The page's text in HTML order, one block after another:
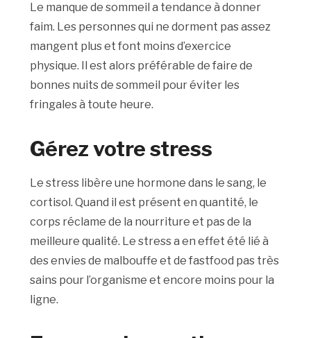
Le manque de sommeil a tendance à donner
faim. Les personnes qui ne dorment pas assez
mangent plus et font moins d’exercice
physique. Il est alors préférable de faire de
bonnes nuits de sommeil pour éviter les
fringales à toute heure.
Gérez votre stress
Le stress libère une hormone dans le sang, le
cortisol. Quand il est présent en quantité, le
corps réclame de la nourriture et pas de la
meilleure qualité. Le stress a en effet été lié à
des envies de malbouffe et de fastfood pas très
sains pour l’organisme et encore moins pour la
ligne.